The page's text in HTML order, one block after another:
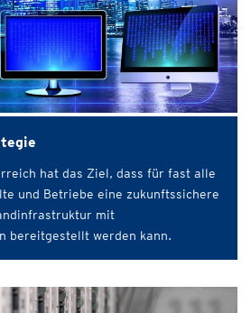
hat das Ziel, dass für fast alle
und Betriebe eine zukunftssichere
mit
bereitgestellt werden kann.